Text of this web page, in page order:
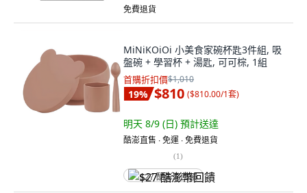
免費退貨
MiNiKOiOi 小美食家碗杯匙3件組, 吸
盤碗 + 學習杯 + 湯匙, 可可棕, 1組
首購折扣價$1,010
19% $810 ($810.00/1套)
明天 8/9 (日) 預計送達
酷澎直售 ∙ 免運 ∙ 免費退貨
(1)
$27 酷澎幣回饋